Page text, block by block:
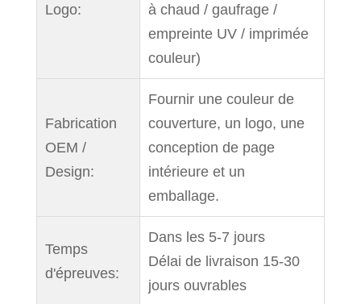
Logo:
à chaud / gaufrage /
empreinte UV / imprimée
couleur)
Fabrication
OEM /
Design:
Fournir une couleur de
couverture, un logo, une
conception de page
intérieure et un
emballage.
Temps
d'épreuves:
Dans les 5-7 jours
Délai de livraison 15-30
jours ouvrables